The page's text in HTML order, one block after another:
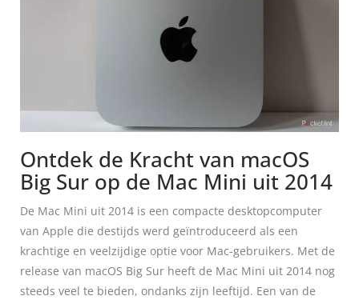
Ontdek de Kracht van macOS
Big Sur op de Mac Mini uit 2014
De Mac Mini uit 2014 is een compacte desktopcomputer
van Apple die destijds werd geïntroduceerd als een
krachtige en veelzijdige optie voor Mac-gebruikers. Met de
release van macOS Big Sur heeft de Mac Mini uit 2014 nog
steeds veel te bieden, ondanks zijn leeftijd. Een van de